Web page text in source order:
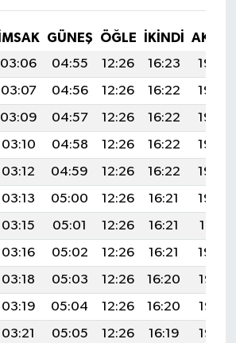
İMSAK GÜNEŞ ÖĞLE İKINDI
03:06 04:55 12:26 16:23
19:46
03:07 04:56 12:26 16:22
19:46
03:09 04:57 12:26 16:22
19:45
03:10 04:58 12:26 16:22
19:44
03:12 04:59 12:26 16:22
19:43
03:13 05:00 12:26 16:21
19:42
03:15 05:01 12:26 16:21
19:41
03:16 05:02 12:26 16:21
19:39
03:18 05:03 12:26 16:20
19:38
03:19 05:04 12:26 16:20
19:37
03:21 05:05 12:26 16:19
19:36